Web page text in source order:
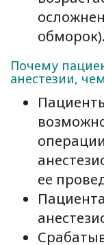
обморок).
Почему
анестезии,
ее